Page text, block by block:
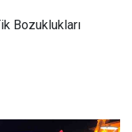
Bozuklukları